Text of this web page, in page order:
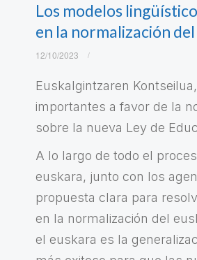
Los modelos
en la normalización
12/10/2023
Euskalgintzaren
importantes a favor de la
sobre la nueva Ley de
A lo largo de todo el
euskara, junto con los
propuesta clara para
en la normalización del
el euskara es la